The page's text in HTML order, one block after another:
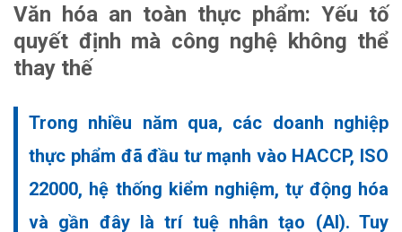
Văn hóa an toàn thực phẩm: Yếu tố
quyết định mà công nghệ không thể
thay thế
Trong nhiều năm qua, các doanh nghiệp
thực phẩm đã đầu tư mạnh vào HACCP, ISO
22000, hệ thống kiểm nghiệm, tự động hóa
và gần đây là trí tuệ nhân tạo (AI). Tuy